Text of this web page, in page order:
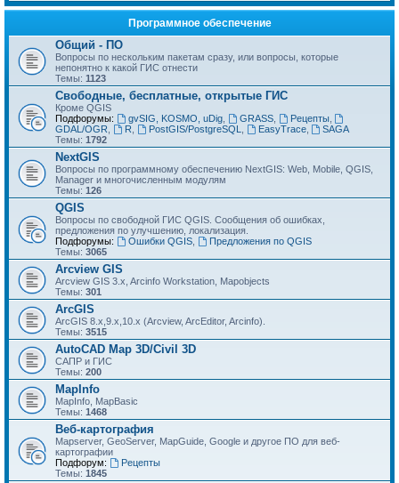
Программное обеспечение
Общий - ПО
Вопросы по нескольким пакетам сразу, или вопросы, которые
непонятно к какой ГИС отнести
Темы: 1123
Свободные, бесплатные, открытые ГИС
Кроме QGIS
Подфорумы:
gvSIG, KOSMO, uDig, GRASS, Рецепты,
GDAL/OGR
R PostGIS/PostgreSQL EasyTrace,
SAGA
Темы: 1792
NextGIS
Вопросы по программному обеспечению NextGIS: Web, Mobile, QGIS,
Manager и многочисленным модулям
Темы: 126
QGIS
Вопросы по свободной ГИС QGIS. Сообщения об ошибках,
предложения по улучшению, локализация.
Подфорумы:
Ошибки QGIS,
Предложения по QGIS
Темы: 3065
Arcview GIS
Arcview GIS 3.x, Arcinfo Workstation, Mapobjects
Темы: 301
ArcGIS
ArcGIS 8.x,9.x,10.x (Arcview, ArcEditor, Arcinfo).
Темы: 3515
AutoCAD Map 3D/Civil 3D
САПР и ГИС
Темы: 200
MapInfo
MapInfo, MapBasic
Темы: 1468
Веб-картография
Mapserver, GeoServer, MapGuide, Google и другое ПО для веб-
картографии
Подфорум:
Рецепты
Темы: 1845